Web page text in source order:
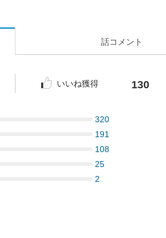
話コメント
いいね獲得 130
320
191
108
25
2